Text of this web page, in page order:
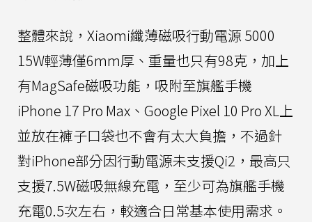
整體來說，Xiaomi纖薄磁吸行動電源 5000
15W輕薄僅6mm厚、重量也只有98克，加上
有MagSafe磁吸功能，吸附至旗艦手機
iPhone 17 Pro Max、Google Pixel 10 Pro XL上
並放在褲子口袋也不會有太大負擔，不過針
對iPhone部分因行動電源未支援Qi2，最高只
支援7.5W磁吸無線充電，至少可為旗艦手機
充電0.5次左右，較適合日常基本使用需求。